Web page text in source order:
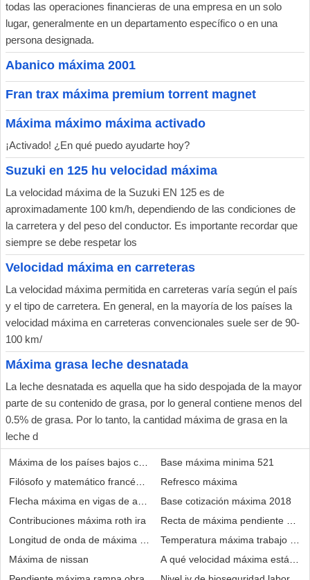
todas las operaciones financieras de una empresa en un solo
lugar, generalmente en un departamento específico o en una
persona designada.
Abanico máxima 2001
Fran trax máxima premium torrent magnet
Máxima máximo máxima activado
¡Activado! ¿En qué puedo ayudarte hoy?
Suzuki en 125 hu velocidad máxima
La velocidad máxima de la Suzuki EN 125 es de
aproximadamente 100 km/h, dependiendo de las condiciones de
la carretera y del peso del conductor. Es importante recordar que
siempre se debe respetar los
Velocidad máxima en carreteras
La velocidad máxima permitida en carreteras varía según el país
y el tipo de carretera. En general, en la mayoría de los países la
velocidad máxima en carreteras convencionales suele ser de 90-
100 km/
Máxima grasa leche desnatada
La leche desnatada es aquella que ha sido despojada de la mayor
parte de su contenido de grasa, por lo general contiene menos del
0.5% de grasa. Por lo tanto, la cantidad máxima de grasa en la
leche d
Máxima de los países bajos cuernos
Filósofo y matemático francés máxima figura del racionalismo
Flecha máxima en vigas de acero
Contribuciones máxima roth ira
Longitud de onda de máxima absorción del azul
Máxima de nissan
Base máxima minima 521
Refresco máxima
Base cotización máxima 2018
Recta de máxima pendiente de
Temperatura máxima trabajo
A qué velocidad máxima está